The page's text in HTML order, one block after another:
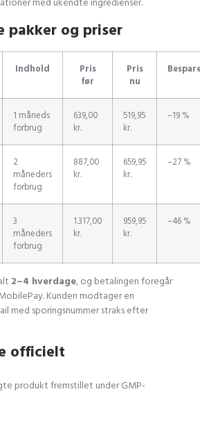
og priser
Indhold
Pris
før
Pris
nu
1 måneds
forbrug
639,00
kr.
519,95
kr.
–19 %
2
måneders
forbrug
887,00
kr.
659,95
kr.
–27 %
3
måneders
forbrug
1.317,00
kr.
959,95
kr.
–46 %
2–4 hverdage, og betalingen foregår
Kunden modtager en
med sporingsnummer straks efter
officielt
produkt fremstillet under GMP-